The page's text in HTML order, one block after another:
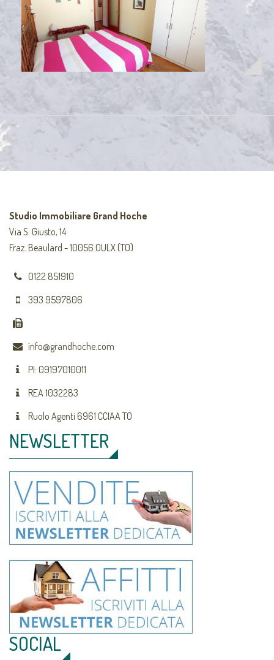
Studio Immobiliare Grand Hoche
Via S. Giusto, 14
Fraz. Beaulard - 10056 OULX (TO)
0122 851910
393 9597806
info@grandhoche.com
PI: 09197010011
REA 1032283
Ruolo Agenti 6961 CCIAA TO
NEWSLETTER
SOCIAL